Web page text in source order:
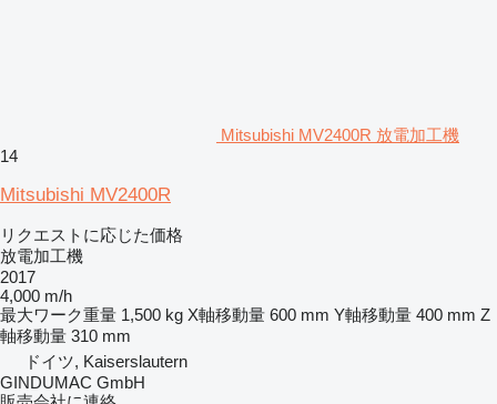
Mitsubishi MV2400R 放電加工機
14
Mitsubishi MV2400R
リクエストに応じた価格
放電加工機
2017
4,000 m/h
最大ワーク重量 1,500 kg X軸移動量 600 mm Y軸移動量 400 mm Z
軸移動量 310 mm
ドイツ, Kaiserslautern
GINDUMAC GmbH